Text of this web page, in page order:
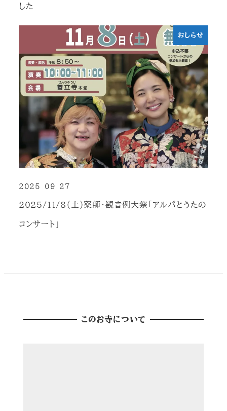
した
おしらせ
2025/11/8（土）薬師・観音例大祭「アルパとうたの
コンサート」
2025-09-27
このお寺について